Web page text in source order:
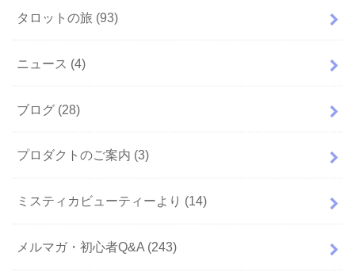
タロットの旅 (93)
ニュース (4)
ブログ (28)
プロダクトのご案内 (3)
ミスティカビューティーより (14)
メルマガ・初心者Q&A (243)